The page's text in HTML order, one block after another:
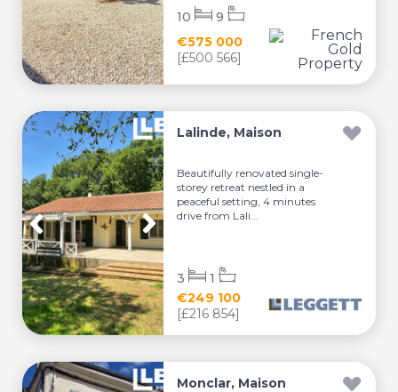
€575 000
[£500 566]
10 9
Lalinde, Maison
Beautifully renovated single-
storey retreat nestled in a
peaceful setting, 4 minutes
drive from Lali...
€249 100
[£216 854]
3 1
Monclar, Maison